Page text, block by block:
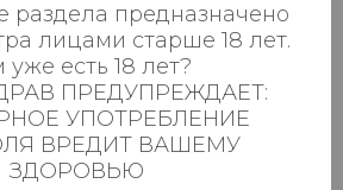
Пн-Вс с 08:00 до
23:00
Пн-Вс с 08:00 до
23:00
0 шт.
Пн-Вс с 09:00 до
раздела предназначено
лицами старше 18 лет.
уже есть 18 лет?
ПРЕДУПРЕЖДАЕТ:
УПОТРЕБЛЕНИЕ
ВРЕДИТ ВАШЕМУ
ЗДОРОВЬЮ